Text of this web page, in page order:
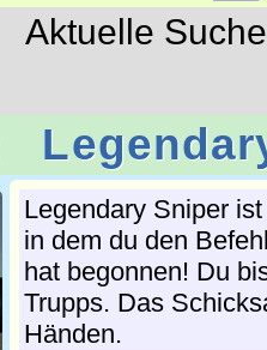
Aktuelle
Legendary Sniper
in dem du den
hat begonnen! Du
Trupps. Das
Händen.